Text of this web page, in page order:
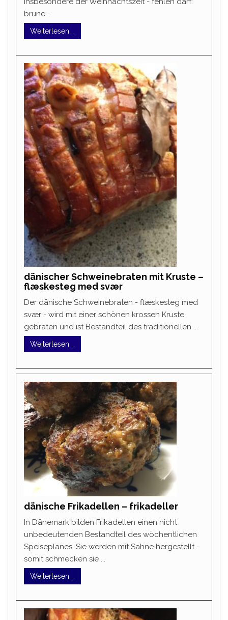
brune ...
Weiterlesen …
dänischer Schweinebraten mit Kruste –
flæskesteg med svær
Der dänische Schweinebraten - flæskesteg med
svær - wird mit einer schönen krossen Kruste
gebraten und ist Bestandteil des traditionellen ...
Weiterlesen …
dänische Frikadellen – frikadeller
In Dänemark bilden Frikadellen einen nicht
unbedeutenden Bestandteil des wöchentlichen
Speiseplanes. Sie werden mit Sahne hergestellt -
somit schmecken sie ...
Weiterlesen …